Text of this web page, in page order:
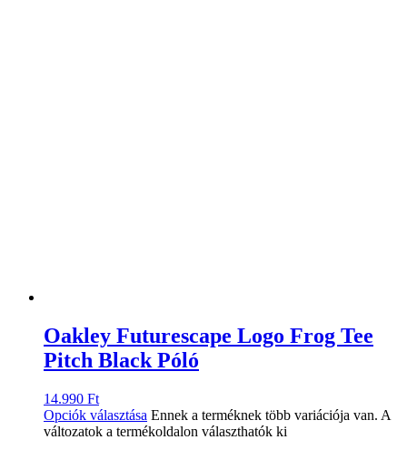
Oakley Futurescape Logo Frog Tee
Pitch Black Póló
14.990 Ft
Opciók választása Ennek a terméknek több variációja van. A
változatok a termékoldalon választhatók ki